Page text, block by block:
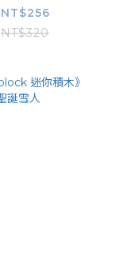
NT$256
NT$320